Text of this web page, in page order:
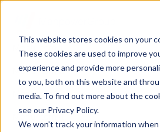
This website stores cookies on your
These cookies are used to improve
experience and provide more
to you, both on this website and
media. To find out more about the
see our Privacy Policy.
We won't track your information
Menu Item 2
Menu Item 3
Menu Item 4